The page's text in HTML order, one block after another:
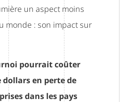
un aspect moins
monde : son impact sur
pourrait coûter
en perte de
dans les pays